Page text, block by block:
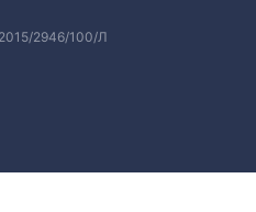
2946/100/Л